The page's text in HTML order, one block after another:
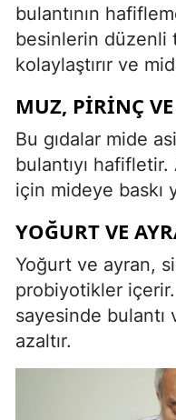
bulantının
besinlerin düzenli
kolaylaştırır ve
MUZ, PIRINÇ
Bu gıdalar mide
bulantıyı
için mideye baskı
YOĞURT VE
Yoğurt ve ayran,
probiyotikler
sayesinde bulantı
azaltır.